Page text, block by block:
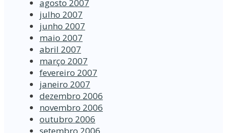
agosto 2007
julho 2007
junho 2007
maio 2007
abril 2007
março 2007
fevereiro 2007
janeiro 2007
dezembro 2006
novembro 2006
outubro 2006